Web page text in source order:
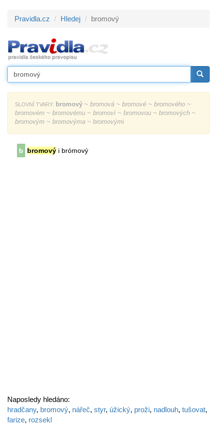
Pravidla.cz Hledej bromový
SLOVNÍ TVARY: bromový ~ bromová ~ bromové ~ bromového ~
bromovém ~ bromovému ~ bromoví ~ bromovou ~ bromových ~
bromovým ~ bromovýma ~ bromovými
b bromový i brómový
Naposledy hledáno:
hradčany, bromový, nářeč, styr, úžický, proži, nadlouh, tušovat,
farize, rozsekl